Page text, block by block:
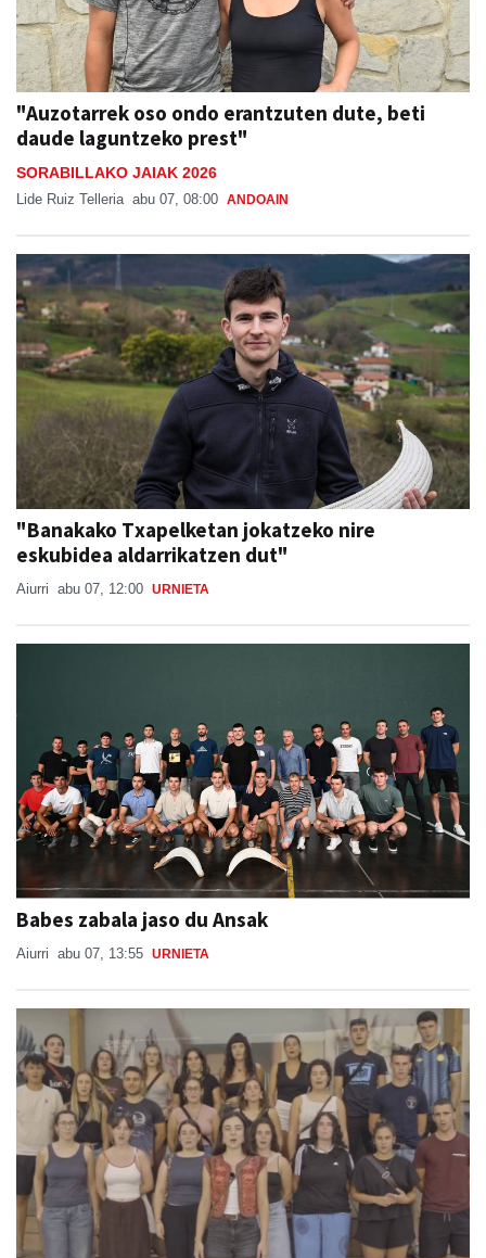
"Auzotarrek oso ondo erantzuten dute, beti
daude laguntzeko prest"
SORABILLAKO JAIAK 2026
Lide Ruiz Telleria abu 07, 08:00 ANDOAIN
"Banakako Txapelketan jokatzeko nire
eskubidea aldarrikatzen dut"
Aiurri abu 07, 12:00 URNIETA
Babes zabala jaso du Ansak
Aiurri abu 07, 13:55 URNIETA